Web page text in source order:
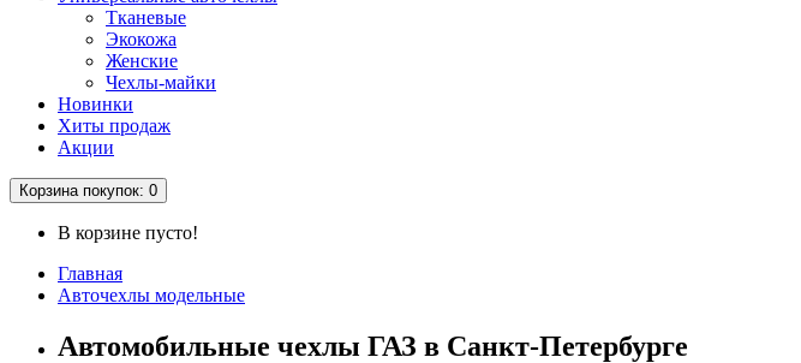
Тканевые
Экокожа
Женские
Чехлы-майки
Новинки
Хиты продаж
Акции
Корзина покупок: 0
В корзине пусто!
Главная
Авточехлы модельные
Автомобильные чехлы ГАЗ в Санкт-Петербурге